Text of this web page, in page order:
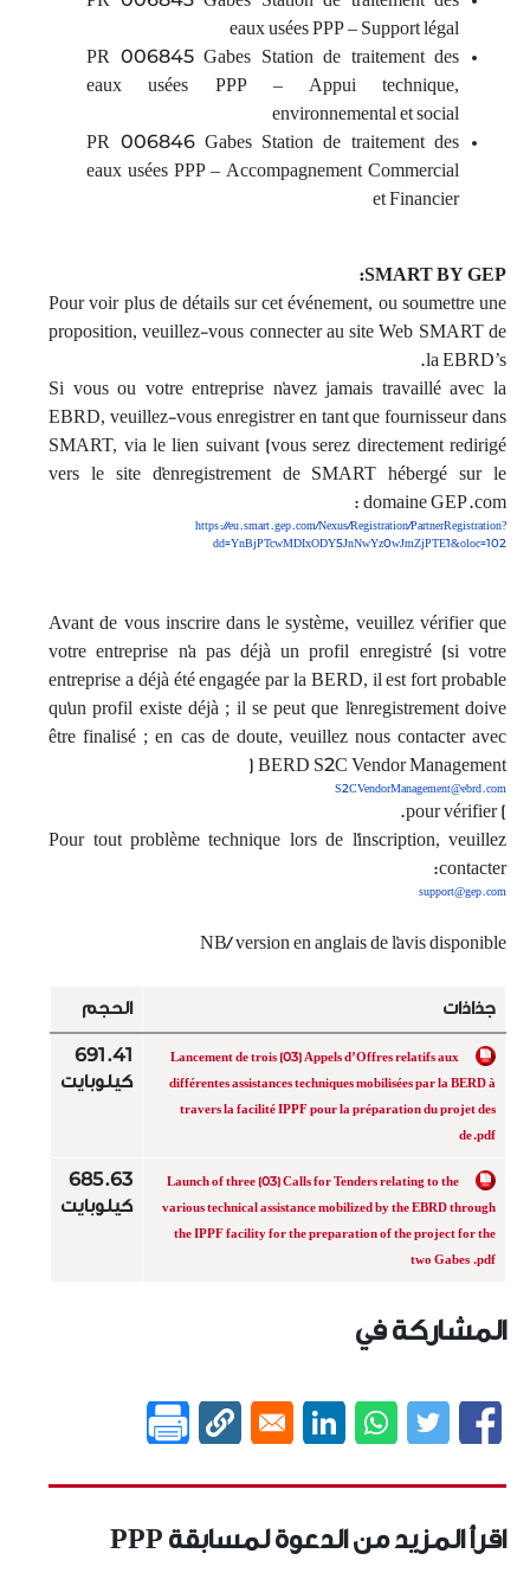
eaux usées PPP – Support légal
PR 006845 Gabes Station de traitement des
eaux usées PPP – Appui technique,
environnemental et social
PR 006846 Gabes Station de traitement des
eaux usées PPP – Accompagnement Commercial
et Financier
SMART BY GEP:
Pour voir plus de détails sur cet événement, ou soumettre une
proposition, veuillez-vous connecter au site Web SMART de
la EBRD’s.
Si vous ou votre entreprise n'avez jamais travaillé avec la
EBRD, veuillez-vous enregistrer en tant que fournisseur dans
SMART, via le lien suivant (vous serez directement redirigé
vers le site d'enregistrement de SMART hébergé sur le
domaine GEP.com :
https://eu.smart.gep.com/Nexus/Registration/PartnerRegistration?
dd=YnBjPTcwMDIxODY5JnNwYz0wJmZjPTE1&oloc=102
Avant de vous inscrire dans le système, veuillez vérifier que
votre entreprise n'a pas déjà un profil enregistré (si votre
entreprise a déjà été engagée par la BERD, il est fort probable
qu'un profil existe déjà ; il se peut que l'enregistrement doive
être finalisé ; en cas de doute, veuillez nous contacter avec
BERD S2C Vendor Management (
S2CVendorManagement@ebrd.com
) pour vérifier.
Pour tout problème technique lors de l'inscription, veuillez
contacter:
support@gep.com
NB/ version en anglais de l'avis disponible
جذاذات الحجم
Lancement de trois (03) Appels d’Offres relatifs aux
différentes assistances techniques mobilisées par la BERD à
travers la facilité IPPF pour la préparation du projet des
de.pdf
691.41
كيلوبايت
Launch of three (03) Calls for Tenders relating to the
various technical assistance mobilized by the EBRD through
the IPPF facility for the preparation of the project for the
two Gabes .pdf
685.63
كيلوبايت
المشاركة في
اقرأ المزيد من الدعوة لمسابقة PPP